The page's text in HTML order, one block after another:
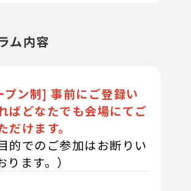
ム内容
ン制] 事前にご登録い
ばどなたでも会場にてご
だけます。
的でのご参加はお断りい
ります。）